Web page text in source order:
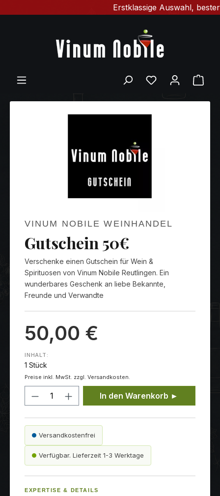
Erstklassige Auswahl,
VINUM NOBILE WEINHANDEL
Gutschein 50€
Verschenke einen Gutschein für Wein &
Spirituosen von Vinum Nobile Reutlingen. Ein
wunderbares Geschenk an liebe Bekannte,
Freunde und Verwandte
50,00 €
INHALT:
1 Stück
Preise inkl. MwSt. zzgl. Versandkosten.
Produkt Anzahl: Gib den
In den Warenkorb ►
Versandkostenfrei
Verfügbar. Lieferzeit 1-3 Werktage
EXPERTISE & DETAILS